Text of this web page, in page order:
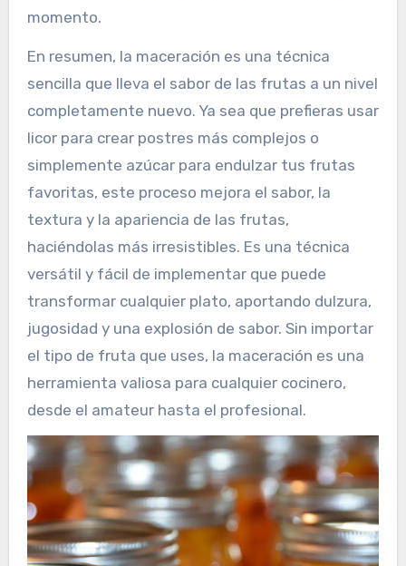
momento.
En resumen, la maceración es una técnica
sencilla que lleva el sabor de las frutas a un nivel
completamente nuevo. Ya sea que prefieras usar
licor para crear postres más complejos o
simplemente azúcar para endulzar tus frutas
favoritas, este proceso mejora el sabor, la
textura y la apariencia de las frutas,
haciéndolas más irresistibles. Es una técnica
versátil y fácil de implementar que puede
transformar cualquier plato, aportando dulzura,
jugosidad y una explosión de sabor. Sin importar
el tipo de fruta que uses, la maceración es una
herramienta valiosa para cualquier cocinero,
desde el amateur hasta el profesional.